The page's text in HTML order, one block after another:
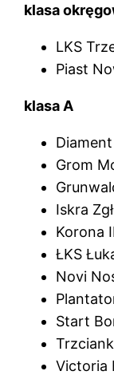
klasa
LKS
Piast
klasa A
Grom
Iskra
Korona
ŁKS
Novi
Start
Victoria